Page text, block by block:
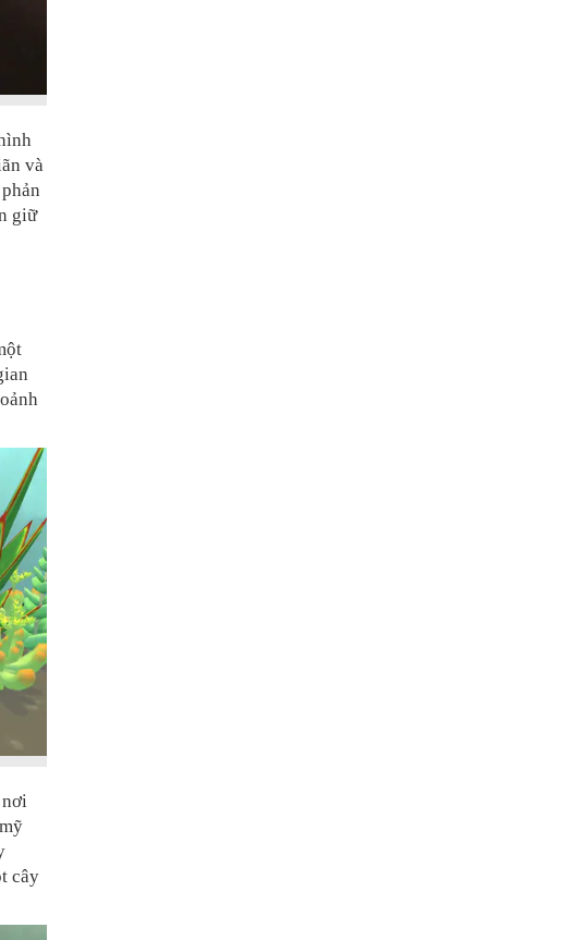
và
giữ
cây